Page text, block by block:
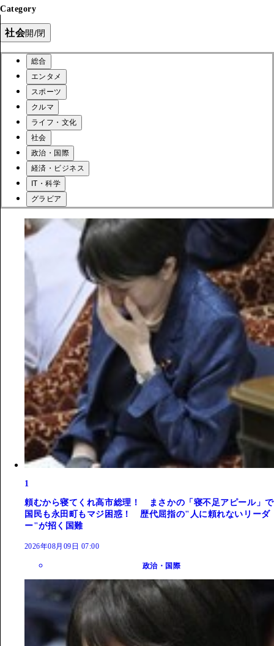
Category
社会開/閉
総合
エンタメ
スポーツ
クルマ
ライフ・文化
社会
政治・国際
経済・ビジネス
IT・科学
グラビア
1
頼むから寝てくれ高市総理！ まさかの「寝不足アピール」で
国民も永田町もマジ困惑！ 歴代屈指の"人に頼れないリーダ
ー"が招く国難
2026年08月09日 07:00
政治・国際